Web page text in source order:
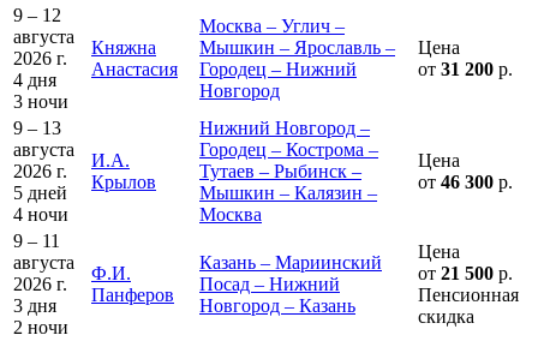
9 – 12
августа
2026 г.
4 дня
3 ночи
Княжна
Анастасия
Москва – Углич –
Мышкин – Ярославль –
Городец – Нижний
Новгород
Цена
от 31 200 р.
9 – 13
августа
2026 г.
5 дней
4 ночи
И.А.
Крылов
Нижний Новгород –
Городец – Кострома –
Тутаев – Рыбинск –
Мышкин – Калязин –
Москва
Цена
от 46 300 р.
9 – 11
августа
2026 г.
3 дня
2 ночи
Ф.И.
Панферов
Казань – Мариинский
Посад – Нижний
Новгород – Казань
Цена
от 21 500 р.
Пенсионная
скидка